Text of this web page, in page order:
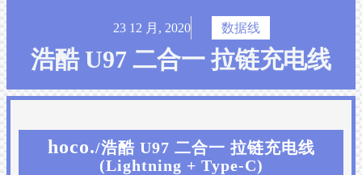
23 12 月, 2020 数据线
浩酷 U97 二合一 拉链充电线
hoco./浩酷 U97 二合一 拉链充电线
(Lightning + Type-C)